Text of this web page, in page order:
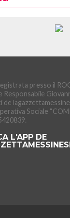
presso il
de
Sociale
L'APP DE